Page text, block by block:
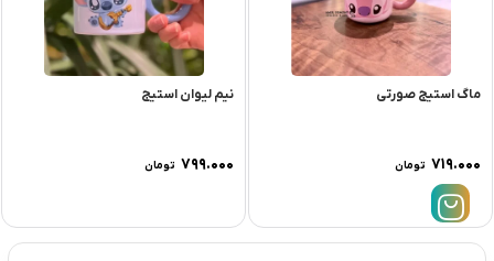
ماگ استیج صورتی
۷۱۹.۰۰۰ تومان
نیم لیوان استیج
۷۹۹.۰۰۰ تومان